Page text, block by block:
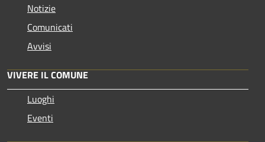
Notizie
Comunicati
Avvisi
VIVERE IL COMUNE
Luoghi
Eventi